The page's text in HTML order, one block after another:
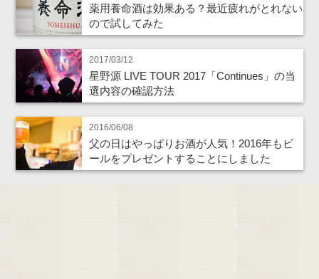
薬用養命酒は効果ある？最近疲れがとれない
ので試してみた
2017/03/12
星野源 LIVE TOUR 2017「Continues」の当
選内容の確認方法
2016/06/08
父の日はやっぱりお酒が人気！2016年もビ
ールをプレゼントすることにしました